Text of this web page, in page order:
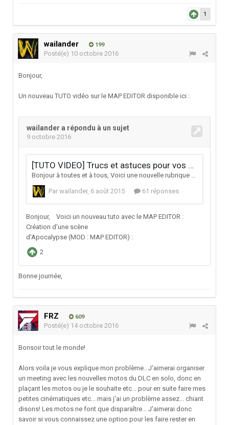
1
wailander 199
Posté(e) 10 octobre 2016
Bonjour,
Un nouveau TUTO vidéo sur le MAP EDITOR disponible ici :
Bonne journée,
FRZ 609
Posté(e) 14 octobre 2016
Bonsoir tout le monde!
Alors voila je vous explique mon problème.. J'aimerai organiser
un meeting avec les nouvelles motos du DLC en solo, donc en
plaçant les motos ou je le souhaite etc... pour en suite faire mes
petites cinématiques etc... mais j'ai un problème assez... chiant
disons! Les motos ne font que disparaître... J'aimerai donc
savoir si vous connaissez une option pour les faire rester en